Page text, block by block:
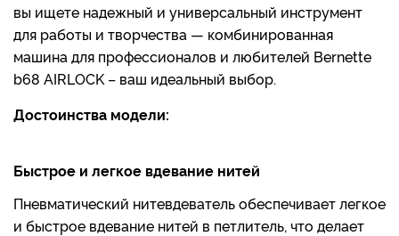
вы ищете надежный и универсальный инструмент
для работы и творчества — комбинированная
машина для профессионалов и любителей Bernette
b68 AIRLOCK – ваш идеальный выбор.
Достоинства модели:
Быстрое и легкое вдевание нитей
Пневматический нитевдеватель обеспечивает легкое
и быстрое вдевание нитей в петлитель, что делает